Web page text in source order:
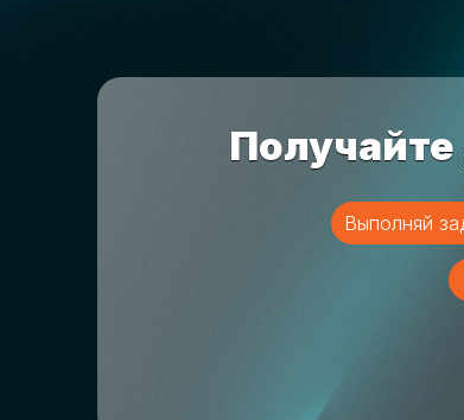
Получайте
Выполняй